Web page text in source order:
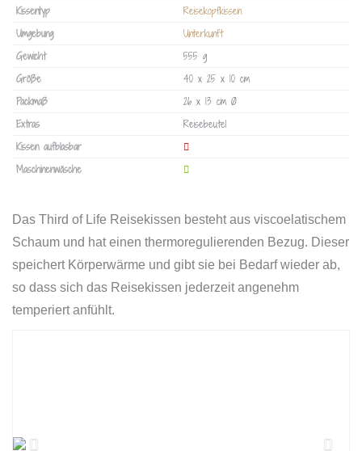
Kissentyp
Reisekopfkissen
Umgebung
Unterkunft
Gewicht
555 g
Größe
40 x 25 x 10 cm
Packmaß
26 x 13 cm Ø
Extras
Reisebeutel
Kissen aufblasbar
Maschinenwäsche
Das Third of Life Reisekissen besteht aus viscoelatischem
Schaum und hat einen thermoregulierenden Bezug. Dieser
speichert Körperwärme und gibt sie bei Bedarf wieder ab,
so dass sich das Reisekissen jederzeit angenehm
temperiert anfühlt.